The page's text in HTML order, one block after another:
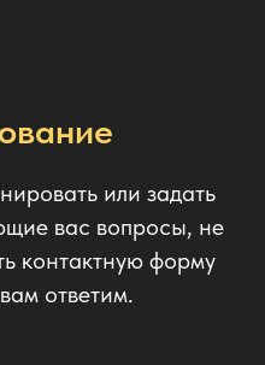
или задать
вас вопросы, не
контактную форму
ответим.